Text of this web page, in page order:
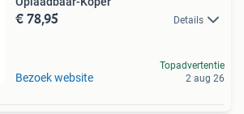
€ 78,95 Details
Bezoek website
Topadvertentie
2 aug 26